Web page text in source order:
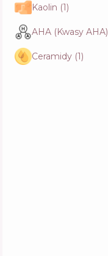
Kaolin (1)
AHA (Kwasy AHA)
Ceramidy (1)